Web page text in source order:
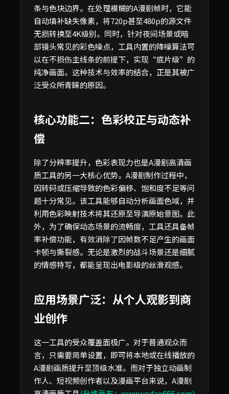
条与色块边界。在处理模糊的A漫剧帧时，它能
自动填补缺失像素，将720p甚至480p的源文件
无损转换至4K级别。同时，针对夜间场景或暗
部镜头常见的彩色噪点，工具内置的降噪算法可
以在不损伤主线条的前提下，实现“底片级”的
纯净画面。这种技术与效率的结合，正是其被广
泛受众所青睐的原因。
核心功能二：色彩校正与动态补
偿
除了分辨率提升，色彩表现力也是A漫剧高清画
质工具的另一大核心优势。A漫剧制作过程中，
因转码或压缩导致的色彩偏移、饱和度不足等问
题十分常见。该工具能够自动分析画面色域，并
利用色彩映射技术将其还原至导演原始意图。此
外，为了确保动态场景的流畅度，工具还具备帧
率补偿功能，有效消除了因帧数不足产生的画面
卡顿与撕裂感。无论是激烈的战斗场景还是细腻
的情感特写，都能呈现出电影级的丝滑观感。
应用场景广泛：从个人观影到商
业创作
这一工具的受众覆盖面极广。对于普通观众而
言，只需要简单设置，即可将本地或在线播放的
A漫剧画质提升至顶级水准。而对于独立动画制
作人、短视频创作者以及漫画平台来说，A漫剧